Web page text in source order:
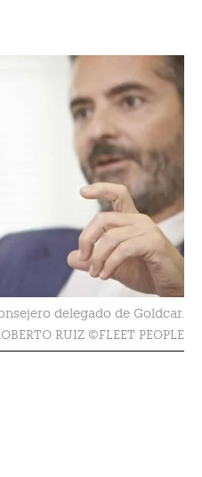
delegado de Goldcar.
RUIZ ©FLEET PEOPLE